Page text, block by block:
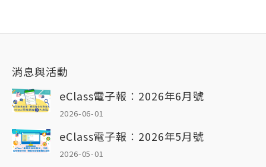
消息與活動
eClass電子報︰2026年6月號
2026-06-01
eClass電子報︰2026年5月號
2026-05-01